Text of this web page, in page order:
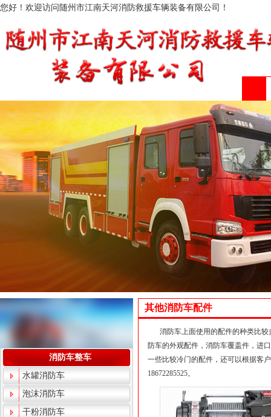
您好！欢迎访问随州市江南天河消防救援车辆装备有限公司！
消防车整车
水罐消防车
泡沫消防车
干粉消防车
其他消防车配件
消防车上面使用的配件的种类比
防车的外观配件，消防车覆盖件，进
一些比较冷门的配件，还可以根据客
18672285525。